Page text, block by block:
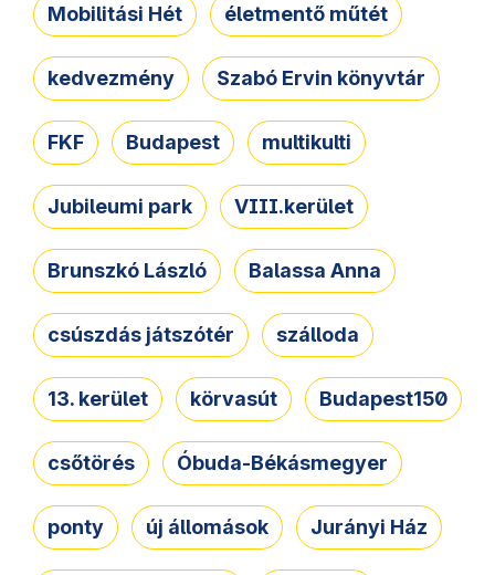
Mobilitási Hét életmentő műtét
kedvezmény Szabó Ervin könyvtár
FKF Budapest multikulti
Jubileumi park VIII.kerület
Brunszkó László Balassa Anna
csúszdás játszótér szálloda
13. kerület körvasút Budapest150
csőtörés Óbuda-Békásmegyer
ponty új állomások Jurányi Ház